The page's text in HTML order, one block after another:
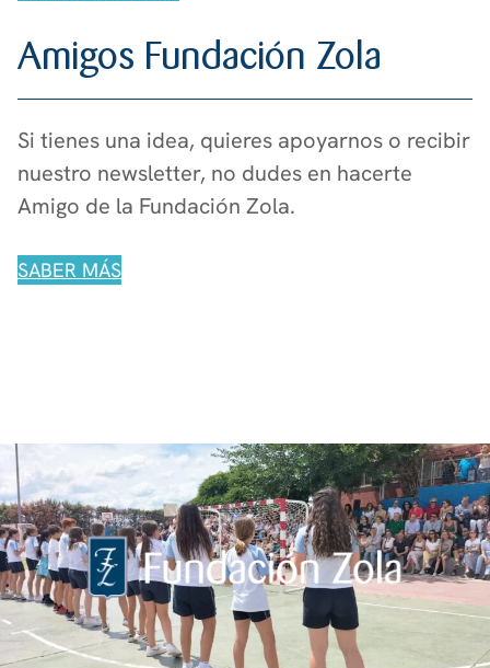
Amigos Fundación Zola
Si tienes una idea, quieres apoyarnos o recibir
nuestro newsletter, no dudes en hacerte
Amigo de la Fundación Zola.
SABER MÁS